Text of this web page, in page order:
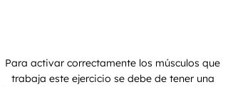
Para activar correctamente los músculos que
trabaja este ejercicio se debe de tener una